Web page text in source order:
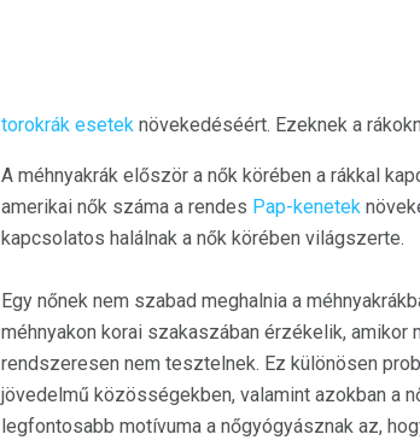
torokrák esetek növekedéséért. Ezeknek a
A méhnyakrák először a nők körében a rákkal
amerikai nők száma a rendes Pap-kenetek
kapcsolatos halálnak a nők körében világszerte.
Egy nőnek nem szabad meghalnia a
méhnyakon korai szakaszában érzékelik, amikor
rendszeresen nem tesztelnek. Ez különösen
jövedelmű közösségekben, valamint azokban a
legfontosabb motívuma a nőgyógyásznak az,